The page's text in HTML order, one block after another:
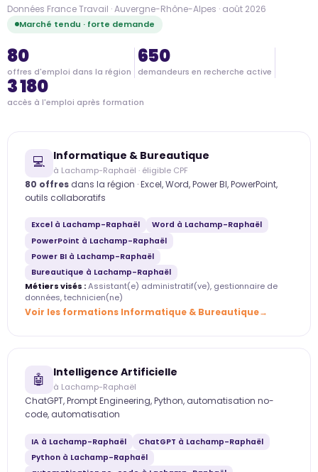
Données France Travail · Auvergne-Rhône-Alpes · août 2026
Marché tendu · forte demande
80
offres d'emploi dans la région
650
demandeurs en recherche active
3 180
accès à l'emploi après formation
💻 Informatique & Bureautique
à Lachamp-Raphaël · éligible CPF
80 offres dans la région · Excel, Word, Power BI, PowerPoint,
outils collaboratifs
Excel à Lachamp-Raphaël
Word à Lachamp-Raphaël
PowerPoint à Lachamp-Raphaël
Power BI à Lachamp-Raphaël
Bureautique à Lachamp-Raphaël
Métiers visés :Assistant(e) administratif(ve), gestionnaire de
données, technicien(ne)
Voir les formations Informatique & Bureautique
🤖 Intelligence Artificielle
à Lachamp-Raphaël
ChatGPT, Prompt Engineering, Python, automatisation no-
code, automatisation
IA à Lachamp-Raphaël
ChatGPT à Lachamp-Raphaël
Python à Lachamp-Raphaël